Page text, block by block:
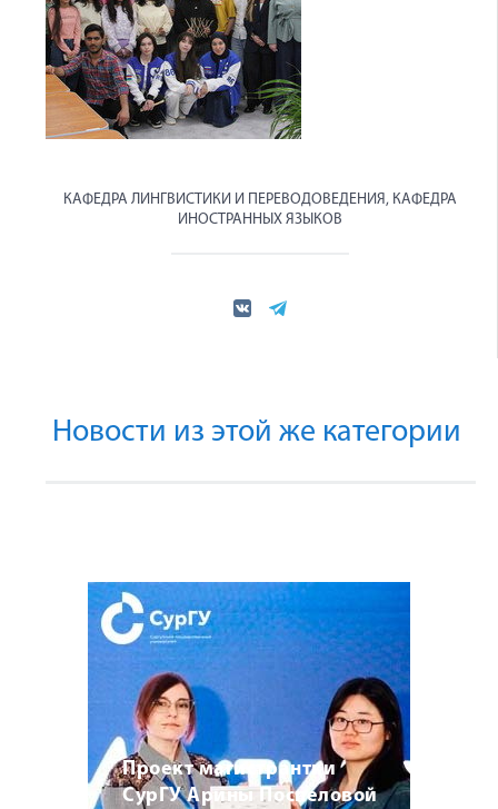
КАФЕДРА ЛИНГВИСТИКИ И ПЕРЕВОДОВЕДЕНИЯ, КАФЕДРА
ИНОСТРАННЫХ ЯЗЫКОВ
Новости из этой же категории
Проект магистрантки
СурГУ Арины Поспеловой